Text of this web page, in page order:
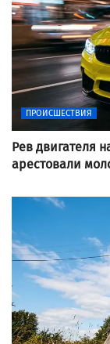
ПРОИСШЕСТВИЯ
Рев двигателя
арестовали